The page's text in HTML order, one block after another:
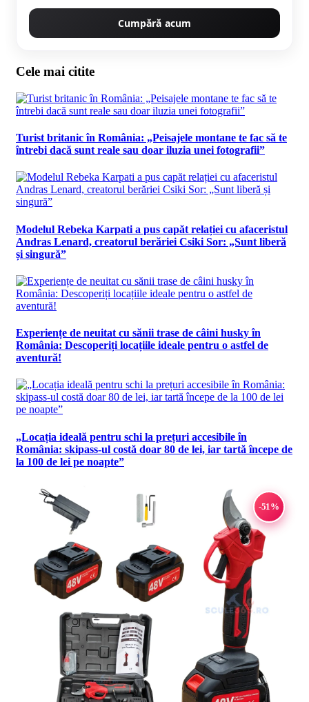
Cumpără acum
Cele mai citite
Turist britanic în România: „Peisajele montane te fac să te
întrebi dacă sunt reale sau doar iluzia unei fotografii”
Modelul Rebeka Karpati a pus capăt relației cu afaceristul
Andras Lenard, creatorul berăriei Csiki Sor: „Sunt liberă
și singură”
Experiențe de neuitat cu sănii trase de câini husky în
România: Descoperiți locațiile ideale pentru o astfel de
aventură!
„Locația ideală pentru schi la prețuri accesibile în
România: skipass-ul costă doar 80 de lei, iar tartă începe de
la 100 de lei pe noapte”
-51%